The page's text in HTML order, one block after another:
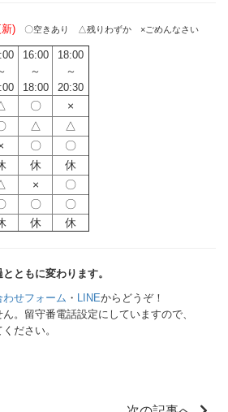
) 〇空きあり △残りわずか ×ごめんなさい
16:00
～
18:00
18:00
～
20:30
〇 ×
△ △
〇 〇
休 休
× 〇
〇 〇
休 休
ともに変わります。
わせフォーム ・ LINEからどうぞ！
。留守番電話設定にしていますので、
ださい。